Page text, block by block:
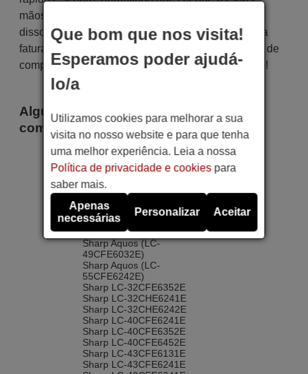
mãos dentro do prazo de entrega indicado. Além
disso, você receberá a comodidade de receber sua
fatura diretamente em seu e-mail. Sua experiência de
compra será impecável desde o primeiro momento!
Alguns dos modelos que utilizam este
comando são
Sharp Aquos (LC-
32CFE6242E)
Sharp Aquos (LC-
40CFE6242E)
Sharp Aquos (LC-
43CFE6132E)
Sharp Aquos (LC-
43CFE6242E)
Sharp Aquos (LC-
49CFE6032E)
Sharp Aquos (LC-
55CFE6242E)
Sharp LC-32CFE6352E
Sharp LC-32CHE6241E
Sharp LC-32CHE6242E
Sharp LC-40CFE6241E
Sharp LC-40CFE6352E
Sharp LC-40CFE6452E
Sharp LC-43CFE6131E
Sharp LC-43CFE6241E
Que bom que nos visita!
Esperamos poder ajudá-
lo/a
Utilizamos cookies para melhorar a sua
visita no nosso website e para que tenha
uma melhor experiência. Leia a nossa
Política de privacidade e cookiespara
saber mais.
Apenas
necessárias
Personalizar Aceitar